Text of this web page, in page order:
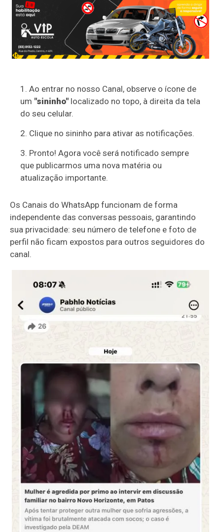
Ao entrar no nosso Canal, observe o ícone de
um "sininho"localizado no topo, à direita da tela
do seu celular.
Clique no sininho para ativar as notificações.
Pronto! Agora você será notificado sempre
que publicarmos uma nova matéria ou
atualização importante.
Os Canais do WhatsApp funcionam de forma
independente das conversas pessoais, garantindo
sua privacidade: seu número de telefone e foto de
perfil não ficam expostos para outros seguidores do
canal.